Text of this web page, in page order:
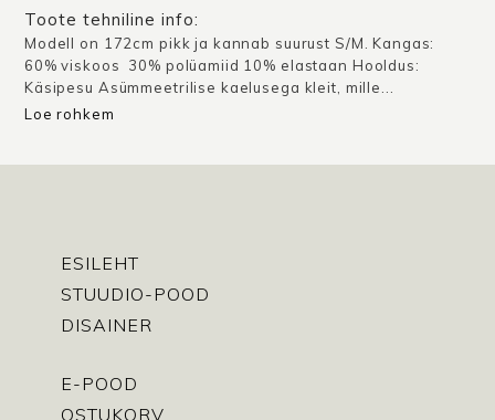
Toote tehniline info:
Modell on 172cm pikk ja kannab suurust S/M. Kangas:
60% viskoos 30% polüamiid 10% elastaan Hooldus:
Käsipesu Asümmeetrilise kaelusega kleit, mille...
Loe rohkem
ESILEHT
STUUDIO-POOD
DISAINER
E-POOD
OSTUKORV